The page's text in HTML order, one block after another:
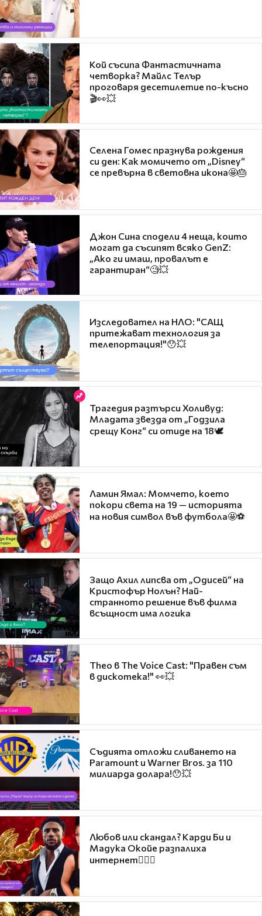
Кой съсипа Фантастичната
четворка? Майлс Телър
проговаря десетилетие по-късно
🎬👀💥
Селена Гомес празнува рождения
си ден: Как момичето от „Disney“
се превърна в световна икона🤩🎂
Джон Сина сподели 4 неща, които
могат да съсипят всяко GenZ:
„Ако ги имаш, провалът е
гарантиран“🧐💥
Изследовател на НЛО: "САЩ
притежават технология за
телепортация!"😯💥
Трагедия разтърси Холивуд:
Младата звезда от „Годзила
срещу Конг“ си отиде на 18🕊️
Ламин Ямал: Момчето, което
покори света на 19 — историята
на новия символ във футбола🤩⚽
Защо Ахил липсва от „Одисей“ на
Кристофър Нолън? Най-
странното решение във филма
всъщност има логика
Theo в The Voice Cast: "Правен съм
в дискотека!" 👀💥
Съдията отложи сливането на
Paramount и Warner Bros. за 110
милиарда долара!😯💥
Любов или скандал? Карди Би и
Мадука Окойе разпалиха
интернет❤️‍🔥🔥